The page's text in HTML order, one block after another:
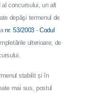
al concursului, un alt
depăşi termenul de
nr. 53/2003- Codul
ulterioare, de
stabilit și în
mai sus, postul